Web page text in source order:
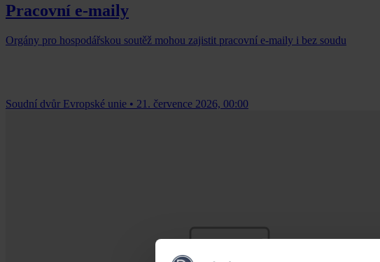
Pracovní e-maily
Orgány pro hospodářskou soutěž mohou zajistit pracovní e-maily i bez soudu
Soudní dvůr Evropské unie • 21. července 2026, 00:00